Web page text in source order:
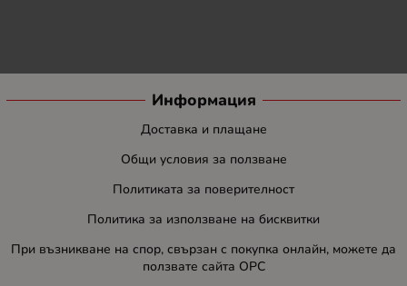
Информация
Доставка и плащане
Общи условия за ползване
Политиката за поверителност
Политика за използване на бисквитки
При възникване на спор, свързан с покупка онлайн, можете да
ползвате сайта ОРС